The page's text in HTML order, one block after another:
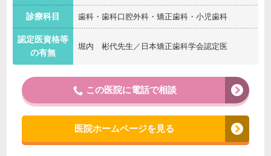
診療科目 歯科・歯科口腔外科・矯正歯科・小児歯科
認定医資格等
の有無
堀内 彬代先生／日本矯正歯科学会認定医
この医院に電話で相談
医院ホームページを見る